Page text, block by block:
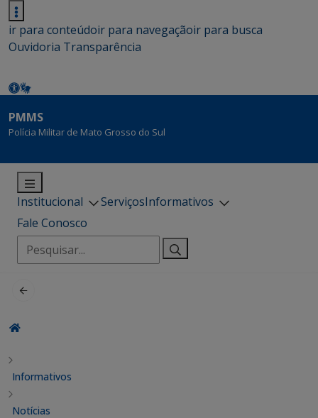
ir para conteúdoir para navegaçãoir para busca
Ouvidoria Transparência
PMMS
Polícia Militar de Mato Grosso do Sul
Institucional ServiçosInformativos
Fale Conosco
Pesquisar
por:
Informativos
Notícias